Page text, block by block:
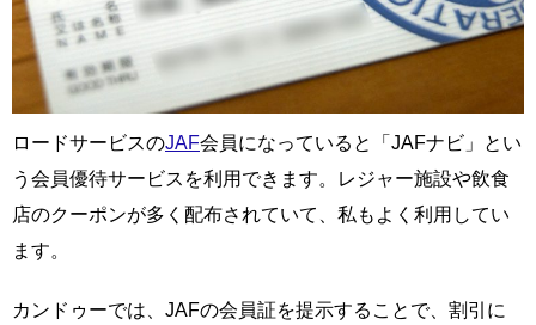
ロードサービスのJAF会員になっていると「JAFナビ」とい
う会員優待サービスを利用できます。レジャー施設や飲食
店のクーポンが多く配布されていて、私もよく利用してい
ます。
カンドゥーでは、JAFの会員証を提示することで、割引に